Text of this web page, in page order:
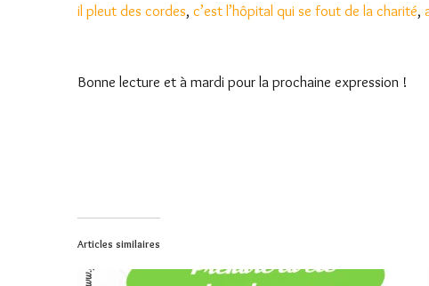
il pleut des cordes, c’est l’hôpital qui se fout de la charité,
Bonne lecture et à mardi pour la prochaine expression !
Articles similaires